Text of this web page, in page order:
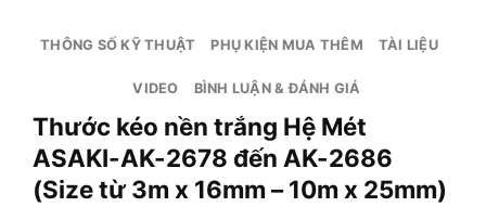
THÔNG SỐ KỸ THUẬT PHỤ KIỆN MUA THÊM TÀI LIỆU
VIDEO BÌNH LUẬN & ĐÁNH GIÁ
Thước kéo nền trắng Hệ Mét
ASAKI-AK-2678 đến AK-2686
(Size từ 3m x 16mm – 10m x 25mm)